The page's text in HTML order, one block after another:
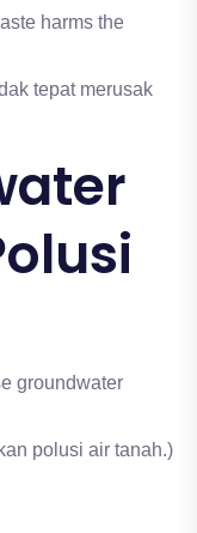
harms the
tepat merusak
groundwater
polusi air tanah.)